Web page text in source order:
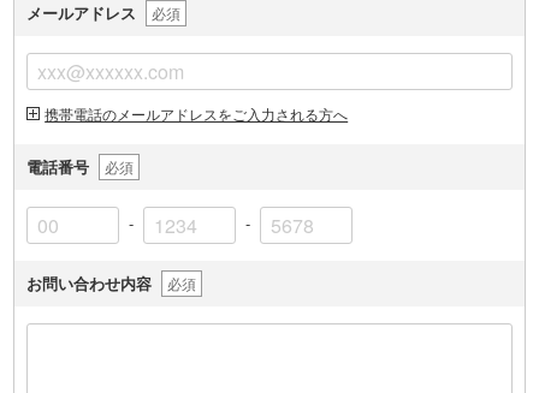
メールアドレス 必須
携帯電話のメールアドレスをご入力される方へ
電話番号 必須
- -
お問い合わせ内容 必須